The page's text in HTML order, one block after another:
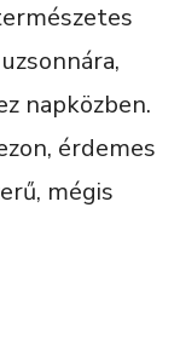
napközben.
érdemes
mégis